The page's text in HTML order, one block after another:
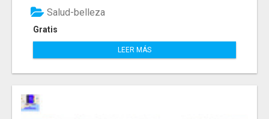
Gratis
Salud-belleza
LEER MÁS